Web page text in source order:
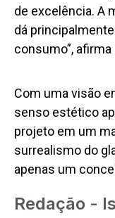
de excelência. A
dá
consumo”,
Com uma visão
senso estético
projeto em um
surrealismo do
apenas um
Redação -